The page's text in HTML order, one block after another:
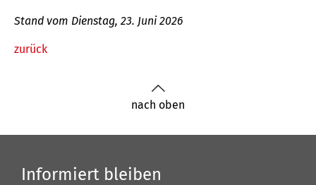
Stand vom Dienstag, 23. Juni 2026
zurück
nach oben
Informiert bleiben